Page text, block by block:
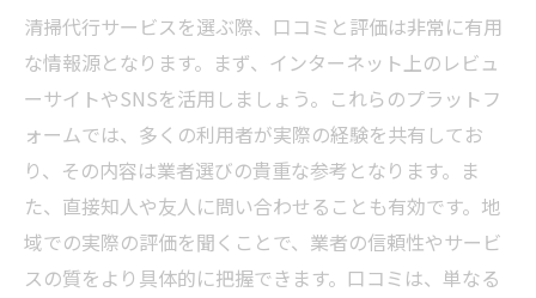
清掃代行サービスを選ぶ際、口コミと評価は非常に有用
な情報源となります。まず、インターネット上のレビュ
ーサイトやSNSを活用しましょう。これらのプラットフ
ォームでは、多くの利用者が実際の経験を共有してお
り、その内容は業者選びの貴重な参考となります。ま
た、直接知人や友人に問い合わせることも有効です。地
域での実際の評価を聞くことで、業者の信頼性やサービ
スの質をより具体的に把握できます。口コミは、単なる